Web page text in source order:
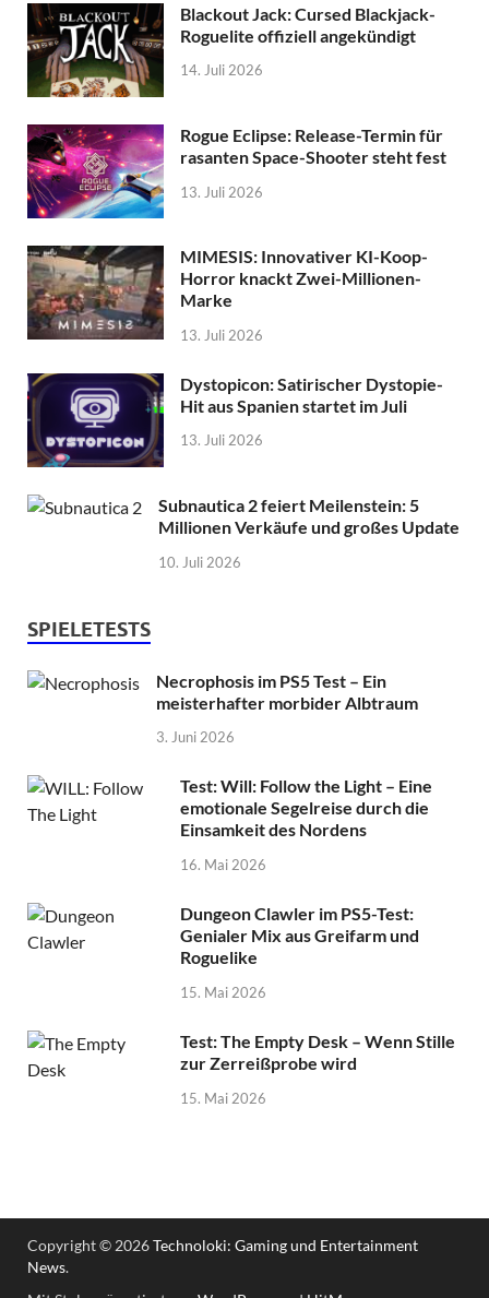
Blackout Jack: Cursed Blackjack-
Roguelite offiziell angekündigt
14. Juli 2026
Rogue Eclipse: Release-Termin für
rasanten Space-Shooter steht fest
13. Juli 2026
MIMESIS: Innovativer KI-Koop-
Horror knackt Zwei-Millionen-
Marke
13. Juli 2026
Dystopicon: Satirischer Dystopie-
Hit aus Spanien startet im Juli
13. Juli 2026
Subnautica 2 feiert Meilenstein: 5
Millionen Verkäufe und großes Update
10. Juli 2026
SPIELETESTS
Necrophosis im PS5 Test – Ein
meisterhafter morbider Albtraum
3. Juni 2026
Test: Will: Follow the Light – Eine
emotionale Segelreise durch die
Einsamkeit des Nordens
16. Mai 2026
Dungeon Clawler im PS5-Test:
Genialer Mix aus Greifarm und
Roguelike
15. Mai 2026
Test: The Empty Desk – Wenn Stille
zur Zerreißprobe wird
15. Mai 2026
Copyright © 2026Technoloki: Gaming und Entertainment
News.